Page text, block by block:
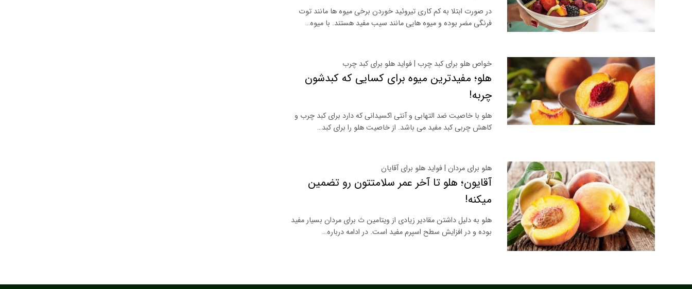
در صورت ابتلا به کم کاری تیروئید خوردن برخی میوه ها مانند توت
فرنگی مضر بوده و میوه هایی مانند سیب مفید هستند. با میوه…
خواص هلو برای کبد چرب | فواید هلو برای کبد چرب
هلو؛ مفیدترین میوه برای کسایی که کبدشون
چربه!
هلو با خاصیت ضد التهابی و آنتی اکسیدانی که دارد برای کبد چرب و
کاهش چربی کبد مفید می باشد. از خاصیت هلو را برای کبد…
هلو برای مردان | فواید هلو برای آقایان
آقایون؛ هلو تا آخر عمر سلامتتون رو تضمین
میکنه!
هلو به دلیل داشتن مقادیر زیادی از ویتامین ث برای مردان بسیار مفید
بوده و در افزایش سطح اسپرم مفید است. در ادامه درباره…